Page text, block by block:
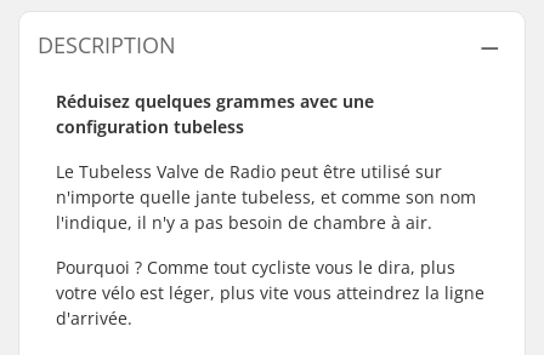
DESCRIPTION
Réduisez quelques grammes avec une
configuration tubeless
Le Tubeless Valve de Radio peut être utilisé sur
n'importe quelle jante tubeless, et comme son nom
l'indique, il n'y a pas besoin de chambre à air.
Pourquoi ? Comme tout cycliste vous le dira, plus
votre vélo est léger, plus vite vous atteindrez la ligne
d'arrivée.